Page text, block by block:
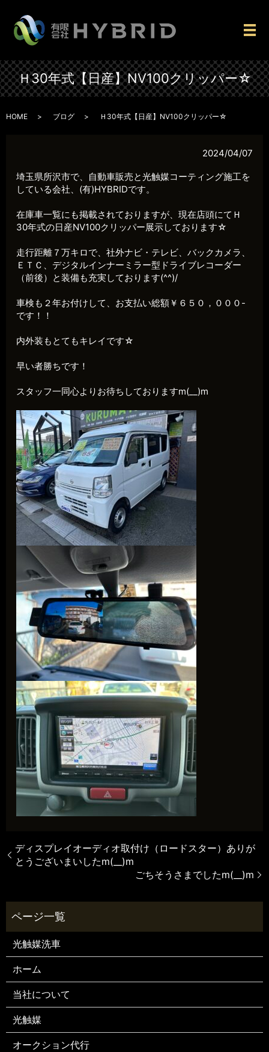
メ
Ｈ30年式【日産】NV100クリッパー☆
HOME ブログ Ｈ30年式【日産】NV100クリッパー☆
2024/04/07
埼玉県所沢市で、自動車販売と光触媒コーティング施工を
している会社、(有)HYBRIDです。
在庫車一覧にも掲載されておりますが、現在店頭にてＨ
30年式の日産NV100クリッパー展示しております☆
走行距離７万キロで、社外ナビ・テレビ、バックカメラ、
ＥＴＣ、デジタルインナーミラー型ドライブレコーダー
（前後）と装備も充実しております(^^)/
車検も２年お付けして、お支払い総額￥６５０，０００-
です！！
内外装もとてもキレイです☆
早い者勝ちです！
スタッフ一同心よりお待ちしておりますm(__)m
ディスプレイオーディオ取付け（ロードスター）ありが
とうございまいしたm(__)m
ごちそうさまでしたm(__)m
光触媒洗車
ホーム
当社について
光触媒
オークション代行